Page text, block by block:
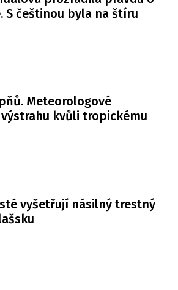
S češtinou byla na štíru
Meteorologové
kvůli tropickému
vyšetřují násilný trestný